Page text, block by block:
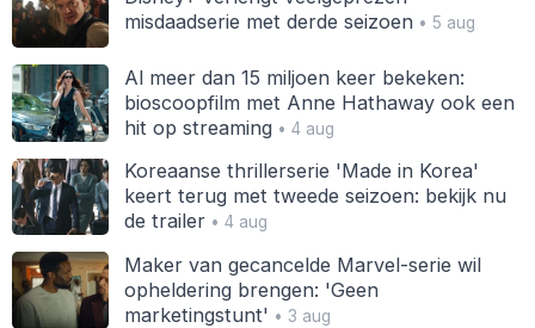
misdaadserie met derde seizoen• 5 aug
Al meer dan 15 miljoen keer bekeken:
bioscoopfilm met Anne Hathaway ook een
hit op streaming• 4 aug
Koreaanse thrillerserie 'Made in Korea'
keert terug met tweede seizoen: bekijk nu
de trailer• 4 aug
Maker van gecancelde Marvel-serie wil
opheldering brengen: 'Geen
marketingstunt' • 3 aug